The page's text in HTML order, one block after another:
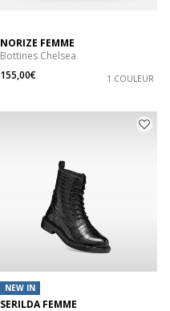
NORIZE FEMME
Bottines Chelsea
155,00€
1 COULEUR
NEW IN
SERILDA FEMME